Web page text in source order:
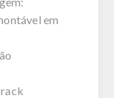
em